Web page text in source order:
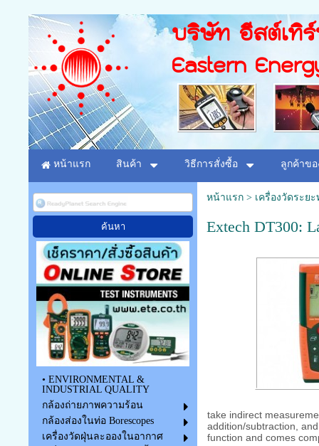
บริษัท อีสต์เทิ
Eastern
หน้าแรก สินค้า วิธีการสั่งซื้อ ลูกค้าขอ
• ENVIRONMENTAL &
INDUSTRIAL QUALITY
กล้องถ่ายภาพความร้อน
กล้องส่องในท่อ Borescopes
เครื่องวัดฝุ่นละอองในอากาศ
หน้าแรก> เครื่องวัดระยะ
Extech DT300:
take indirect
addition/subtraction,
function and comes